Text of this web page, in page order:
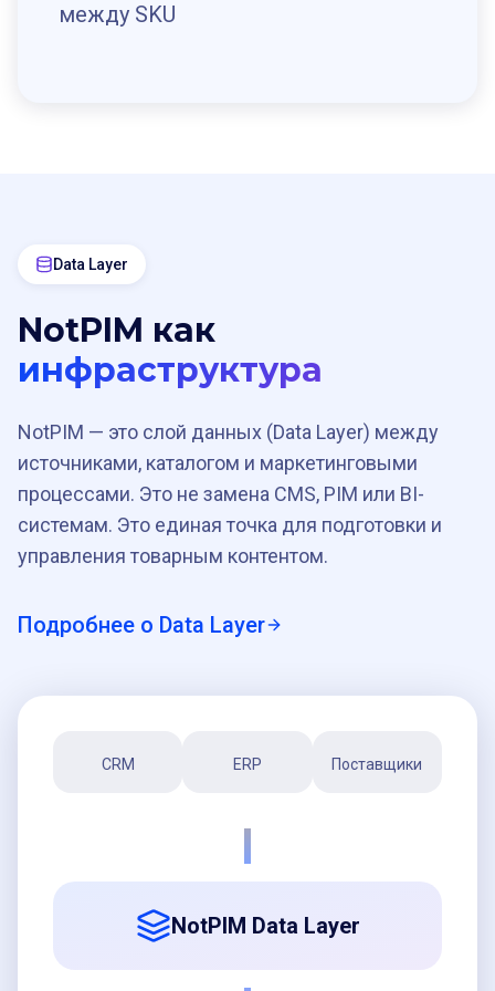
между SKU
Data Layer
NotPIM как
инфраструктура
NotPIM — это слой данных (Data Layer) между
источниками, каталогом и маркетинговыми
процессами. Это не замена CMS, PIM или BI-
системам. Это единая точка для подготовки и
управления товарным контентом.
Подробнее о Data Layer
CRM ERP Поставщики
NotPIM Data Layer